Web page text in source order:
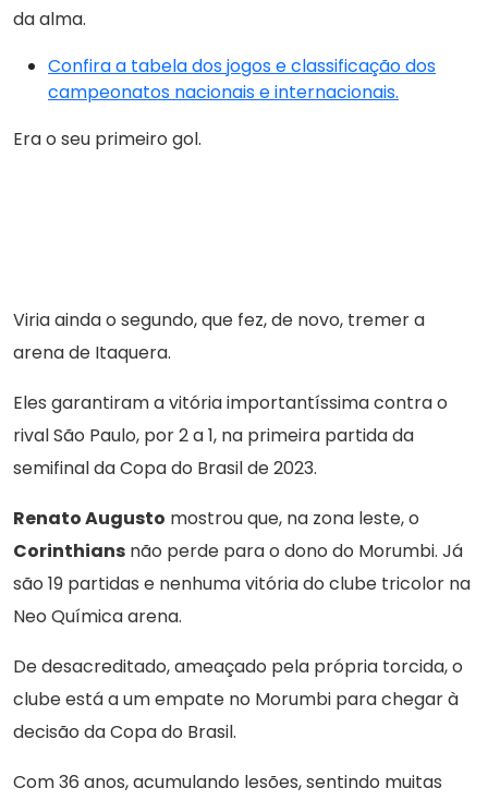
da alma.
Confira a tabela dos jogos e classificação dos
campeonatos nacionais e internacionais.
Era o seu primeiro gol.
Viria ainda o segundo, que fez, de novo, tremer a
arena de Itaquera.
Eles garantiram a vitória importantíssima contra o
rival São Paulo, por 2 a 1, na primeira partida da
semifinal da Copa do Brasil de 2023.
Renato Augusto mostrou que, na zona leste, o
Corinthians não perde para o dono do Morumbi. Já
são 19 partidas e nenhuma vitória do clube tricolor na
Neo Química arena.
De desacreditado, ameaçado pela própria torcida, o
clube está a um empate no Morumbi para chegar à
decisão da Copa do Brasil.
Com 36 anos, acumulando lesões, sentindo muitas